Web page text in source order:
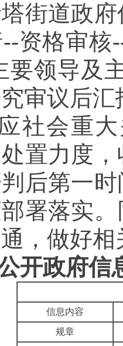
街道政
--资格审核
要领导及
审议后
社会重
置力度
后第一
署落实
，做好
开政府信
信息内容
规章